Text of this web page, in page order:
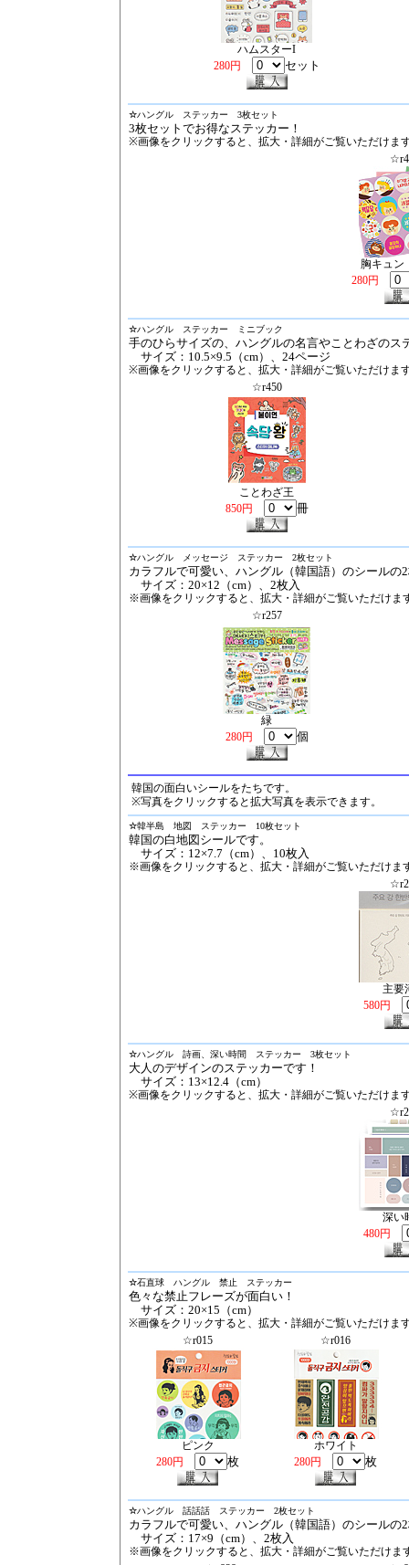
ハムスターI
280円
セット
☆ハングル ステッカー 3枚セット
3枚セットでお得なステッカー！
※画像をクリックすると、拡大・詳細がご覧いただけま
胸キュ
280円
☆ハングル ステッカー ミニブック
手のひらサイズの、ハングルの名言やことわざのス
サイズ：10.5×9.5（cm）、24ページ
※画像をクリックすると、拡大・詳細がご覧いただけま
☆r450
ことわざ王
850円
冊
☆ハングル メッセージ ステッカー 2枚セット
カラフルで可愛い、ハングル（韓国語）のシールの
サイズ：20×12（cm）、2枚入
※画像をクリックすると、拡大・詳細がご覧いただけま
☆r257
緑
280円
個
韓国の面白いシールをたちです。
※写真をクリックすると拡大写真を表示できます。
☆韓半島 地図 ステッカー 10枚セット
韓国の白地図シールです。
サイズ：12×7.7（cm）、10枚入
※画像をクリックすると、拡大・詳細がご覧いただけま
主要
580円
☆ハングル 詩画、深い時間 ステッカー 3枚セット
大人のデザインのステッカーです！
サイズ：13×12.4（cm）
※画像をクリックすると、拡大・詳細がご覧いただけま
深い
480円
☆石直球 ハングル 禁止 ステッカー
色々な禁止フレーズが面白い！
サイズ：20×15（cm）
※画像をクリックすると、拡大・詳細がご覧いただけま
☆r015
☆r016
ピンク
ホワイト
280円
枚 280円 枚
☆ハングル 話話話 ステッカー 2枚セット
カラフルで可愛い、ハングル（韓国語）のシールの
サイズ：17×9（cm）、2枚入
※画像をクリックすると、拡大・詳細がご覧いただけま